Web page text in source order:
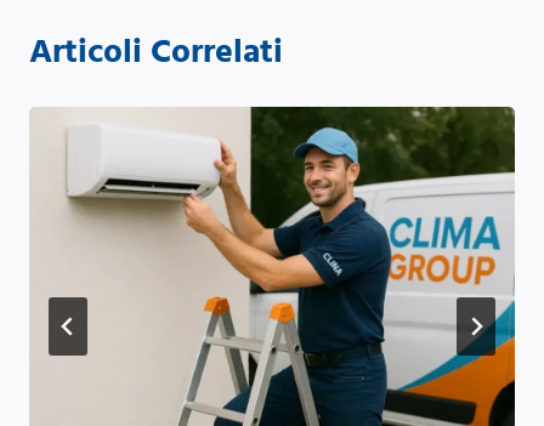
Articoli Correlati